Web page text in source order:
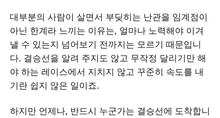
대부분의 사람이 살면서 부딪히는 난관을 임계점이
아닌 한계라 느끼는 이유는, 얼마나 노력해야 이겨
낼 수 있는지 넘어보기 전까지는 모르기 때문입니
다. 결승선을 알려 주지도 않고 무작정 달리기만 해
야 하는 레이스에서 지치지 않고 꾸준히 속도를 내
기란 쉽지 않은 일이죠.
하지만 언제나, 반드시 누군가는 결승선에 도착합니